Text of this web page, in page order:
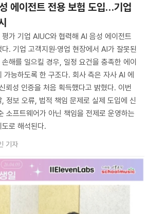
에이전트 전용 보험 도입…기업
가 기업 AIUC와 협력해 AI 음성 에이전트
. 기업 고객지원·영업 현장에서 AI가 잘못된
해를 일으킬 경우, 일정 요건을 충족한 에이
가능하도록 한 구조다. 회사 측은 자사 AI 에
뢰성 인증을 처음 획득했다고 밝혔다. 이번
정보 오류, 법적 책임 문제로 실제 도입에 신
소프트웨어가 아닌 책임을 전제로 운영하는
로 해석된다.
기자